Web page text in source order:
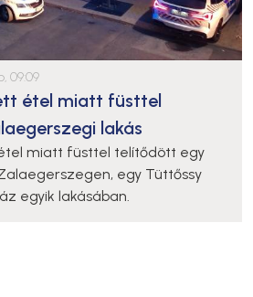
09:09
étel miatt füsttel
lakás
miatt füsttel telítődött egy
egy Tüttőssy
egyik lakásában.